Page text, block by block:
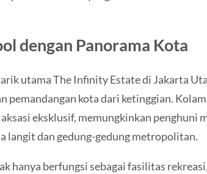
dengan Panorama Kota
utama The Infinity Estate di Jakarta
pemandangan kota dari ketinggian.
eksklusif, memungkinkan penghuni
langit dan gedung-gedung metropolitan.
hanya berfungsi sebagai fasilitas